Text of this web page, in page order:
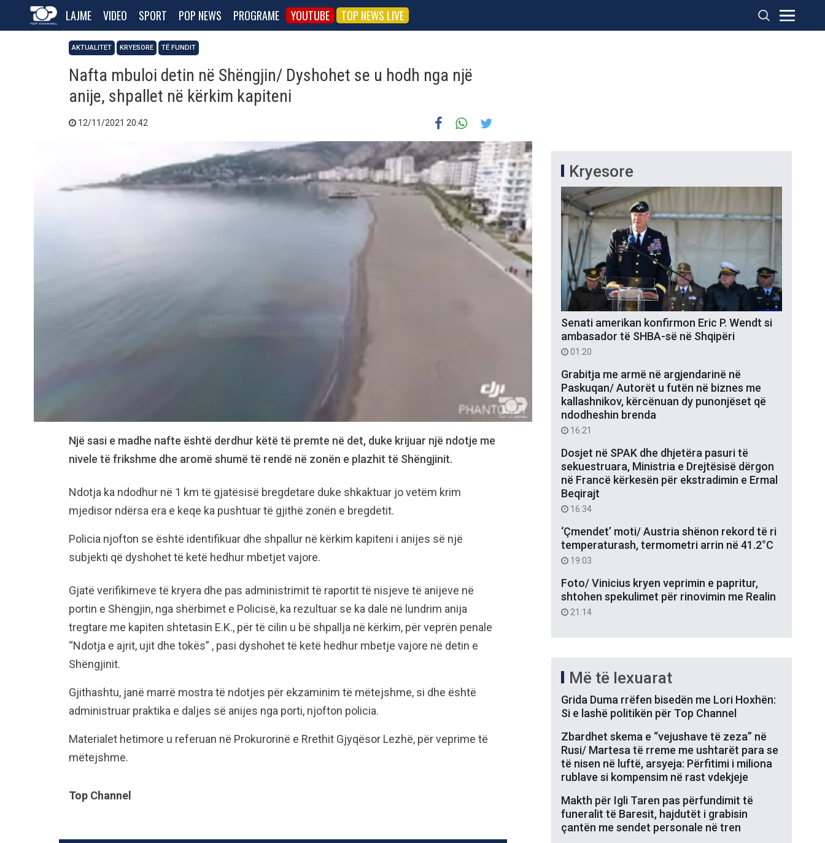
LAJME VIDEO SPORT POP NEWS PROGRAME YOUTUBE TOP NEWS LIVE
AKTUALITET KRYESORE TË FUNDIT
Nafta mbuloi detin në Shëngjin/ Dyshohet se u hodh nga një
anije, shpallet në kërkim kapiteni
12/11/2021 20:42
Një sasi e madhe nafte është derdhur këtë të premte në det, duke krijuar një ndotje me
nivele të frikshme dhe aromë shumë të rendë në zonën e plazhit të Shëngjinit.
Ndotja ka ndodhur në 1 km të gjatësisë bregdetare duke shkaktuar jo vetëm krim
mjedisor ndërsa era e keqe ka pushtuar të gjithë zonën e bregdetit.
Policia njofton se është identifikuar dhe shpallur në kërkim kapiteni i anijes së një
subjekti që dyshohet të ketë hedhur mbetjet vajore.
Gjatë verifikimeve të kryera dhe pas administrimit të raportit të nisjeve të anijeve në
portin e Shëngjin, nga shërbimet e Policisë, ka rezultuar se ka dalë në lundrim anija
tregtare me kapiten shtetasin E.K., për të cilin u bë shpallja në kërkim, për veprën penale
“Ndotja e ajrit, ujit dhe tokës” , pasi dyshohet të ketë hedhur mbetje vajore në detin e
Shëngjinit.
Gjithashtu, janë marrë mostra të ndotjes për ekzaminim të mëtejshme, si dhe është
administruar praktika e daljes së anijes nga porti, njofton policia.
Materialet hetimore u referuan në Prokurorinë e Rrethit Gjyqësor Lezhë, për veprime të
mëtejshme.
Top Channel
Kryesore
Senati amerikan konfirmon Eric P. Wendt si
ambasador të SHBA-së në Shqipëri
01:20
Grabitja me armë në argjendarinë në
Paskuqan/ Autorët u futën në biznes me
kallashnikov, kërcënuan dy punonjëset që
ndodheshin brenda
16:21
Dosjet në SPAK dhe dhjetëra pasuri të
sekuestruara, Ministria e Drejtësisë dërgon
në Francë kërkesën për ekstradimin e Ermal
Beqirajt
16:34
‘Çmendet’ moti/ Austria shënon rekord të ri
temperaturash, termometri arrin në 41.2°C
19:03
Foto/ Vinicius kryen veprimin e papritur,
shtohen spekulimet për rinovimin me Realin
21:14
Më të lexuarat
Grida Duma rrëfen bisedën me Lori Hoxhën:
Si e lashë politikën për Top Channel
Zbardhet skema e “vejushave të zeza” në
Rusi/ Martesa të rreme me ushtarët para se
të nisen në luftë, arsyeja: Përfitimi i miliona
rublave si kompensim në rast vdekjeje
Makth për Igli Taren pas përfundimit të
funeralit të Baresit, hajdutët i grabisin
çantën me sendet personale në tren